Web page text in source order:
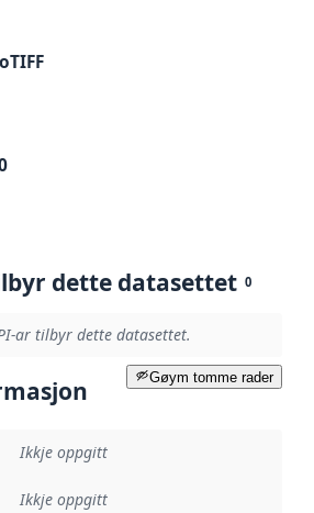
dette datasettet 0
ar tilbyr dette datasettet.
Gøym tomme rader
Ikkje oppgitt
Ikkje oppgitt